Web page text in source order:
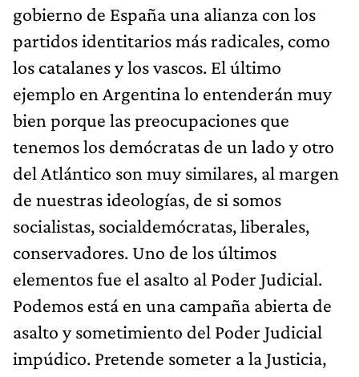
gobierno de España una alianza con los
partidos identitarios más radicales, como
los catalanes y los vascos. El último
ejemplo en Argentina lo entenderán muy
bien porque las preocupaciones que
tenemos los demócratas de un lado y otro
del Atlántico son muy similares, al margen
de nuestras ideologías, de si somos
socialistas, socialdemócratas, liberales,
conservadores. Uno de los últimos
elementos fue el asalto al Poder Judicial.
Podemos está en una campaña abierta de
asalto y sometimiento del Poder Judicial
impúdico. Pretende someter a la Justicia,